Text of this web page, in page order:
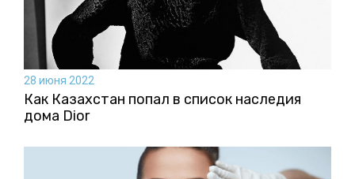
28 июня 2022
Как Казахстан попал в список наследия
дома Dior